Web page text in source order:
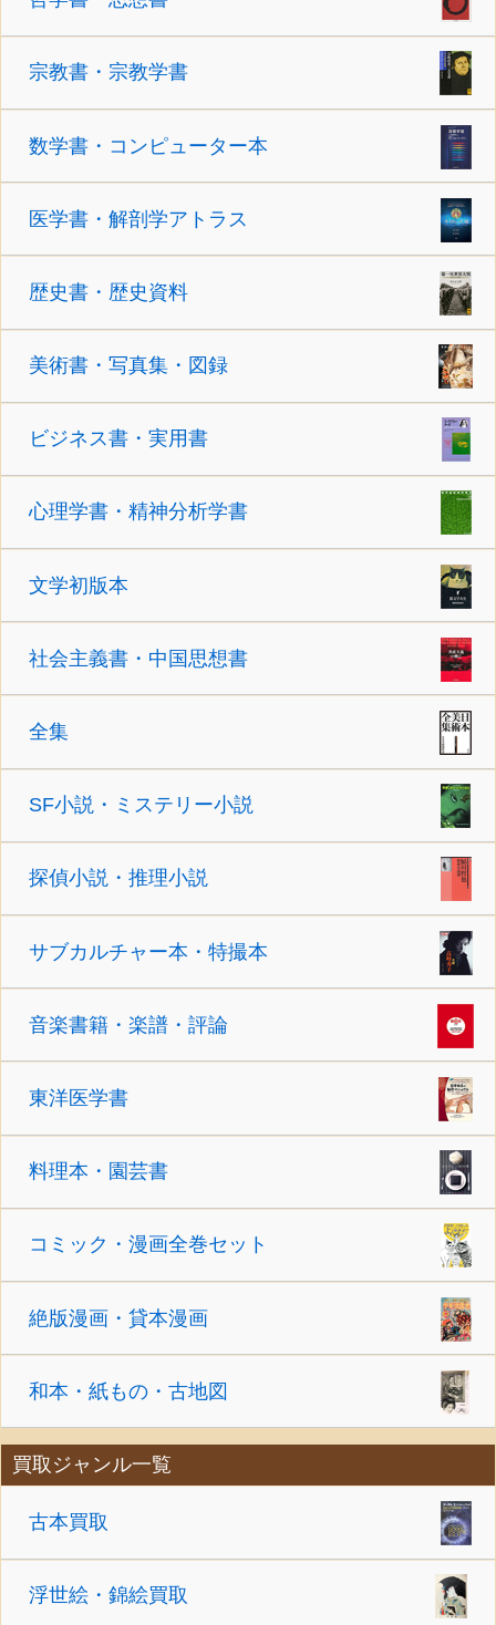
宗教書・宗教学書
数学書・コンピューター本
医学書・解剖学アトラス
歴史書・歴史資料
美術書・写真集・図録
ビジネス書・実用書
心理学書・精神分析学書
文学初版本
社会主義書・中国思想書
全集
SF小説・ミステリー小説
探偵小説・推理小説
サブカルチャー本・特撮本
音楽書籍・楽譜・評論
東洋医学書
料理本・園芸書
コミック・漫画全巻セット
絶版漫画・貸本漫画
和本・紙もの・古地図
買取ジャンル一覧
古本買取
浮世絵・錦絵買取